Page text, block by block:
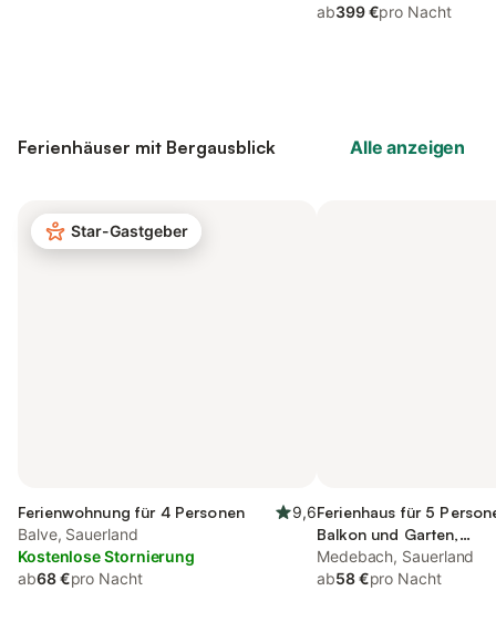
ab399 €pro Nacht
Ferienhäuser mit Bergausblick Alle anzeigen
Star-Gastgeber
Ferienwohnung für 4 Personen
9,6
Balve, Sauerland
Kostenlose Stornierung
ab68 €pro Nacht
Ferienhaus für 5
Balkon und Garten,
kinderfreundlich
Medebach, Sauerland
ab58 €pro Nacht